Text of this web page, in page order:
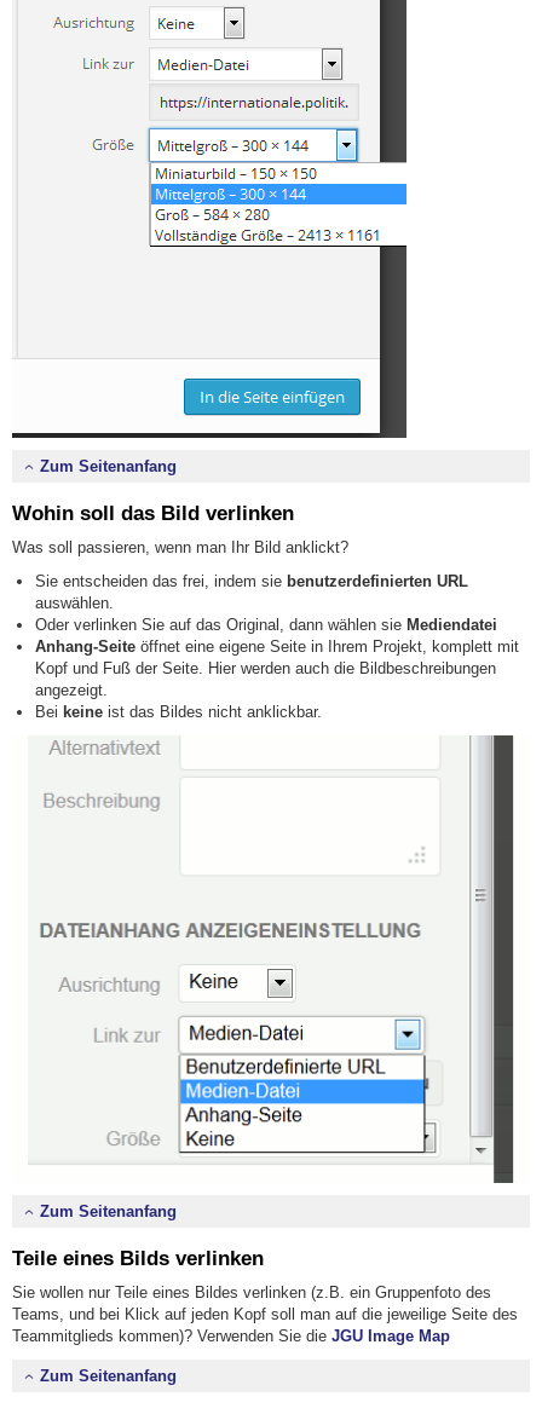
Zum Seitenanfang
Wohin soll das Bild verlinken
Was soll passieren, wenn man Ihr Bild anklickt?
Sie entscheiden das frei, indem sie benutzerdefinierten URL
auswählen.
Oder verlinken Sie auf das Original, dann wählen sie Mediendatei
Anhang-Seite öffnet eine eigene Seite in Ihrem Projekt, komplett mit
Kopf und Fuß der Seite. Hier werden auch die Bildbeschreibungen
angezeigt.
Bei keine ist das Bildes nicht anklickbar.
Zum Seitenanfang
Teile eines Bilds verlinken
Sie wollen nur Teile eines Bildes verlinken (z.B. ein Gruppenfoto des
Teams, und bei Klick auf jeden Kopf soll man auf die jeweilige Seite des
Teammitglieds kommen)? Verwenden Sie die JGU Image Map
Zum Seitenanfang